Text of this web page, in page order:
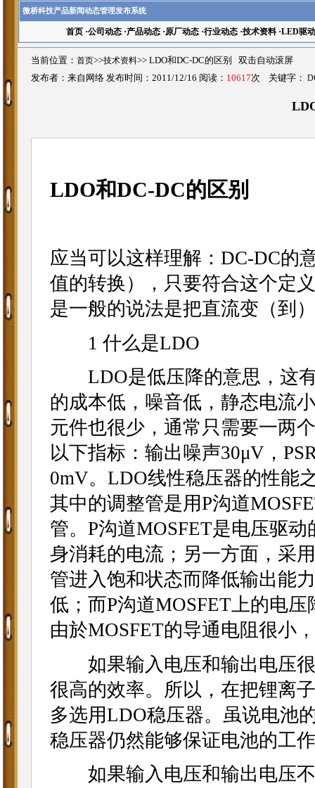
微桥科技产品新闻动态管理发布系统
首页·公司动态·产品动态·原厂动态·行业动态·技术资料·LED驱动
当前位置： 首页>>技术资料>> LDO和DC-DC的区别 双击自动滚屏
发布者：来自网络 发布时间：2011/12/16 阅读： 10617次 关键字：
LDO和DC-DC的区别
应当可以这样理解：DC-DC的
值的转换），只要符合这个定
是一般的说法是把直流变（到
1 什么是LDO
LDO是低压降的意思，这有
的成本低，噪音低，静态电流
元件也很少，通常只需要一两
以下指标：输出噪声30μV，
0mV。LDO线性稳压器的性能
其中的调整管是用P沟道
管。P沟道MOSFET是电压驱
身消耗的电流；另一方面，采
管进入饱和状态而降低输出能
低；而P沟道MOSFET上的电
由於MOSFET的导通电阻很小
如果输入电压和输出电压很
很高的效率。所以，在把锂离
多选用LDO稳压器。虽说电池
稳压器仍然能够保证电池的工
如果输入电压和输出电压不